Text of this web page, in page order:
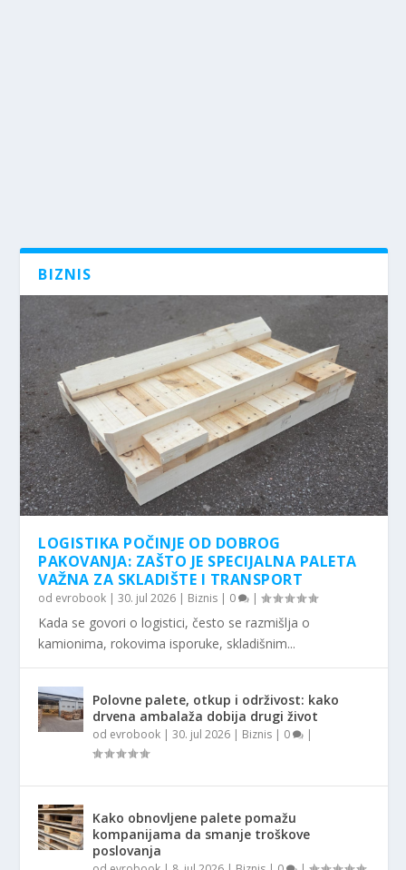
BIZNIS
LOGISTIKA POČINJE OD DOBROG
PAKOVANJA: ZAŠTO JE SPECIJALNA PALETA
VAŽNA ZA SKLADIŠTE I TRANSPORT
od evrobook |30. jul 2026 | Biznis | 0 |
Kada se govori o logistici, često se razmišlja o
kamionima, rokovima isporuke, skladišnim...
Polovne palete, otkup i održivost: kako
drvena ambalaža dobija drugi život
od evrobook |30. jul 2026 | Biznis | 0 |
Kako obnovljene palete pomažu
kompanijama da smanje troškove
poslovanja